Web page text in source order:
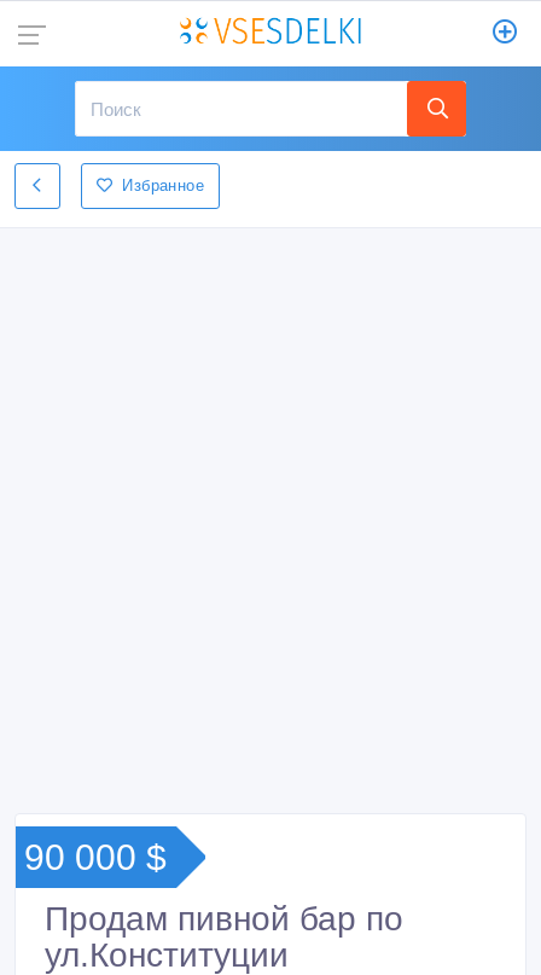
Избранное
90 000 $
Продам пивной бар по
ул.Конституции